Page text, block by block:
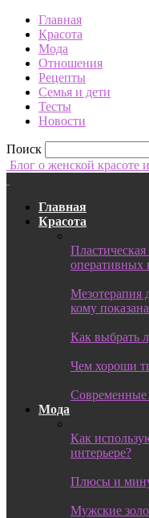
Главная
Красота
Мода
Отношения
Рецепты
Семья и дети
Тесты
Новости
Поиск
Блог о женской
Главная
Красота
оперативных
Мезотерапия
кому
Как выбрать
Чем хороши
Современные
Мода
Как
интерьере?
Плюсы и
Мужские